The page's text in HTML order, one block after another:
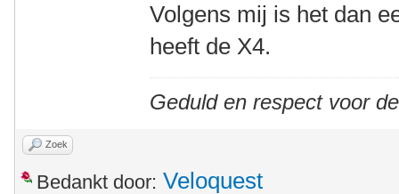
Volgens mij is het dan
heeft de X4.
Geduld en respect voor
Zoek
Bedankt door: Veloquest